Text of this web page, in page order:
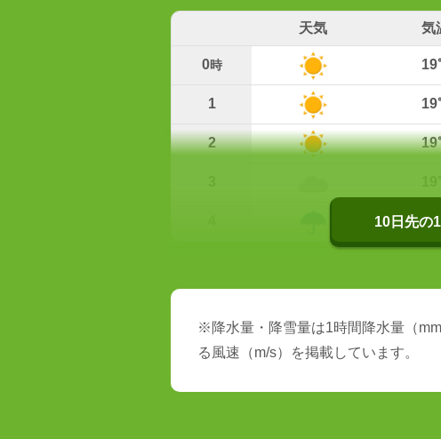
天気 気
0時
1
2
10日先の
※降水量・降雪量は1時間降水量（
る風速（m/s）を掲載しています。